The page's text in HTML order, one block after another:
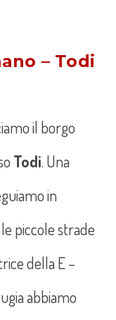
– Todi
il borgo
Todi. Una
in
piccole strade
della E –
abbiamo